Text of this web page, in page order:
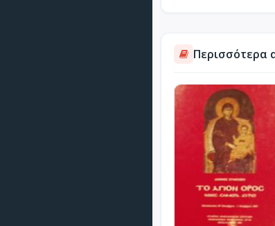
Περισσότερα